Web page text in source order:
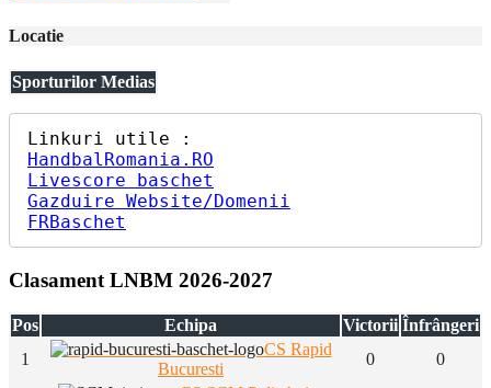
Locatie
Sporturilor Medias
HandbalRomania.RO
Livescore baschet
Gazduire Website/Domenii
FRBaschet
Clasament LNBM 2026-2027
Pos Echipa Victorii Înfrângeri
1
CS Rapid
Bucuresti
0 0